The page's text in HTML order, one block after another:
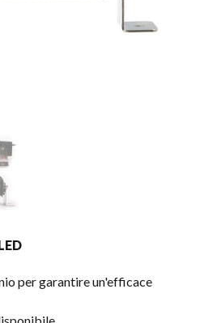
per garantire un'efficace